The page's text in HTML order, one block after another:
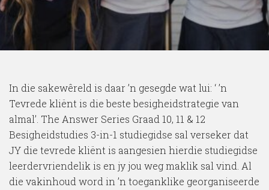
In die sakewêreld is daar ’n gesegde wat lui: ‘ ’n
Tevrede kliënt is die beste besigheidstrategie van
almal’. The Answer Series Graad 10, 11 & 12
Besigheidstudies 3-in-1 studiegidse sal verseker dat
JY die tevrede kliënt is aangesien hierdie studiegidse
leerdervriendelik is en jy jou weg maklik sal vind. Al
die vakinhoud word in ’n toeganklike georganiseerde